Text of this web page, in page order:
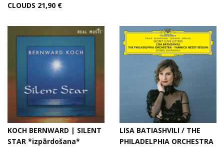
CLOUDS 21,90 €
KOCH BERNWARD | SILENT
STAR *izpārdošana*
LISA BATIASHVILI / THE
PHILADELPHIA ORCHESTRA